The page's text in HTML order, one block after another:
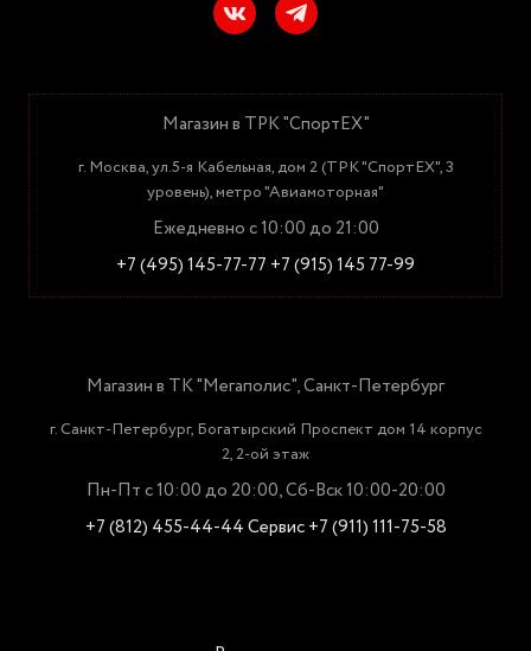
Магазин в ТРК "СпортЕХ"
г. Москва, ул.5-я Кабельная, дом 2 (ТРК "СпортЕХ", 3
уровень), метро "Авиамоторная"
Ежедневно с 10:00 до 21:00
+7 (495) 145-77-77 +7 (915) 145 77-99
Магазин в ТК "Мегаполис", Санкт-Петербург
г. Санкт-Петербург, Богатырский Проспект дом 14 корпус
2, 2-ой этаж
Пн-Пт с 10:00 до 20:00, Сб-Вск 10:00-20:00
+7 (812) 455-44-44Сервис +7 (911) 111-75-58